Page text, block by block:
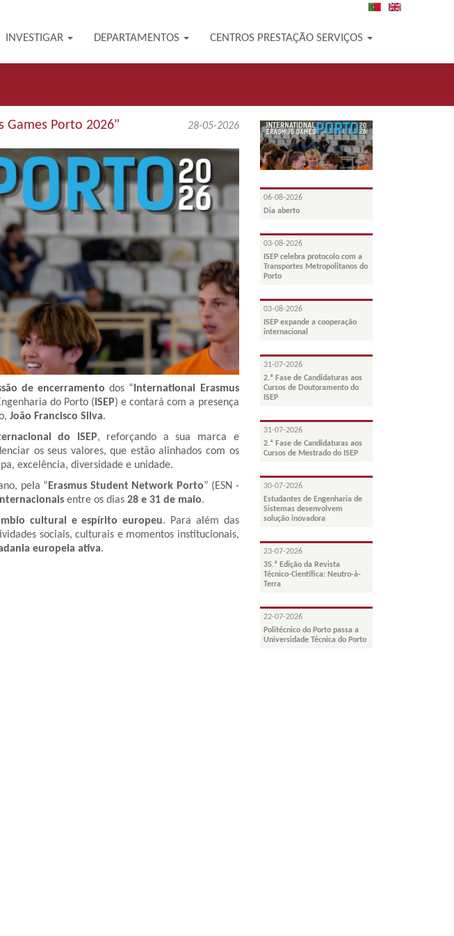
INVESTIGAR DEPARTAMENTOS CENTROS PRESTAÇÃO SERVIÇOS
PT
Games Porto 2026" 28-05-2026
de encerramento dos “ International Erasmus
do Porto ( ISEP) e contará com a presença
João Francisco Silva.
do ISEP, reforçando a sua marca e
os seus valores, que estão alinhados com os
excelência, diversidade e unidade.
pela “ Erasmus Student Network Porto” (ESN -
entre os dias 28 e 31 de maio.
cultural e espírito europeu. Para além das
sociais, culturais e momentos institucionais,
europeia ativa.
06-08-2026
Dia aberto
03-08-2026
ISEP celebra protocolo com a
Transportes Metropolitanos do
Porto
03-08-2026
ISEP expande a cooperação
internacional
31-07-2026
2.ª Fase de Candidaturas aos
Cursos de Doutoramento do
ISEP
31-07-2026
2.ª Fase de Candidaturas aos
Cursos de Mestrado do ISEP
30-07-2026
Estudantes de Engenharia de
Sistemas desenvolvem
solução inovadora
23-07-2026
35.ª Edição da Revista
Técnico-Científica: Neutro-à-
Terra
22-07-2026
Politécnico do Porto passa a
Universidade Técnica do Porto